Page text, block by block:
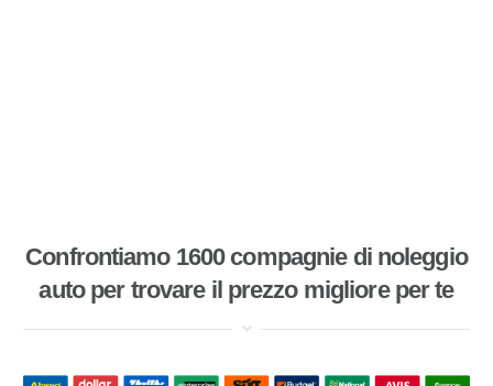
Confrontiamo 1600 compagnie di noleggio
auto per trovare il prezzo migliore per te